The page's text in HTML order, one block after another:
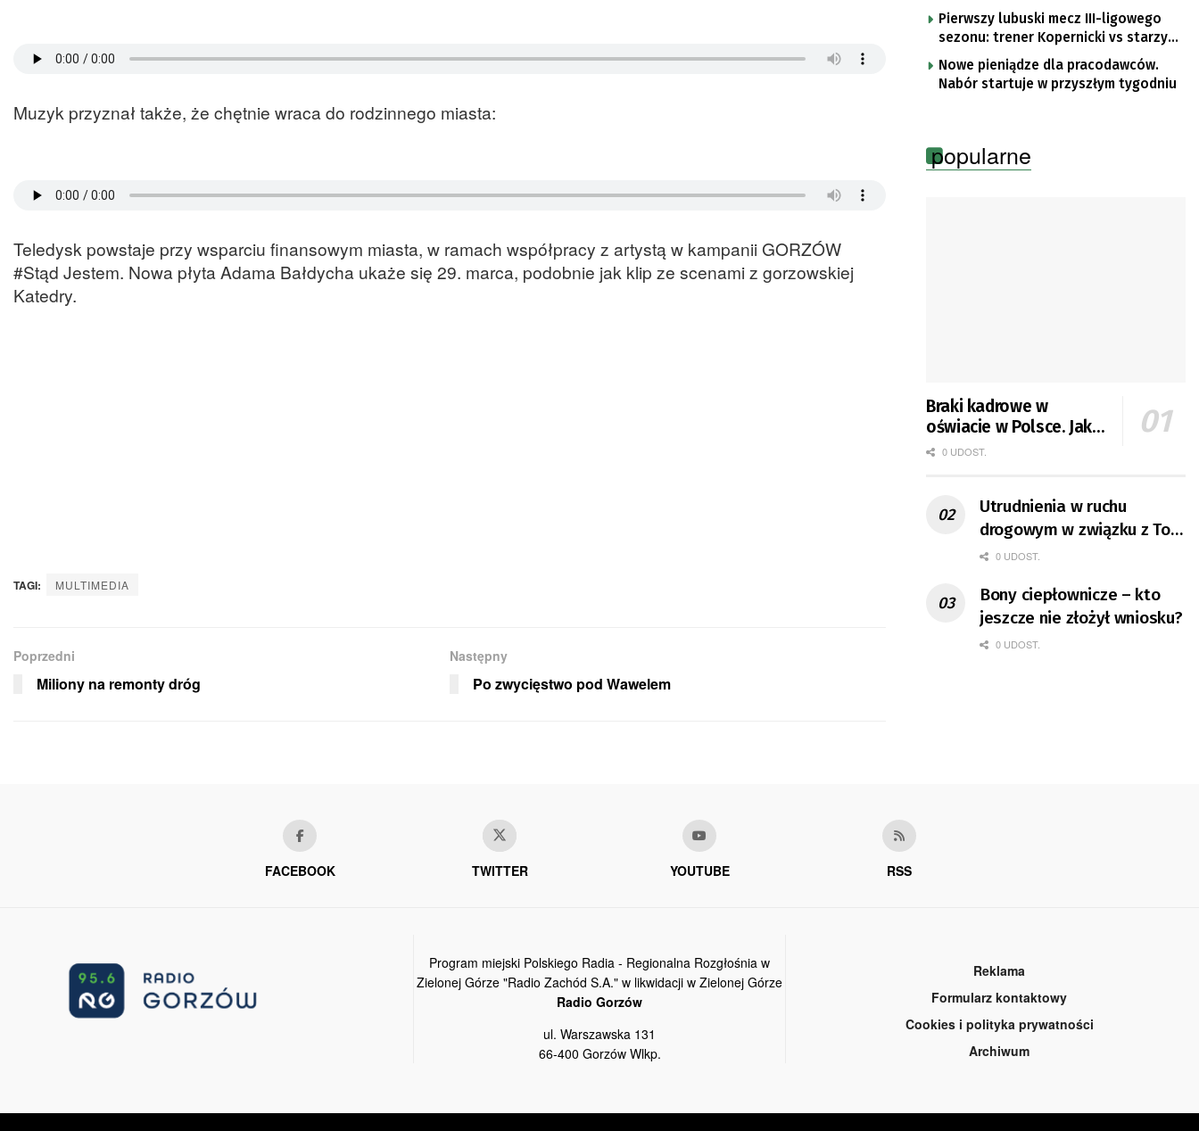
Muzyk przyznał także, że chętnie wraca do rodzinnego miasta:
Teledysk powstaje przy wsparciu finansowym miasta, w ramach współpracy z artystą w kampanii GORZÓW
#Stąd Jestem. Nowa płyta Adama Bałdycha ukaże się 29. marca, podobnie jak klip ze scenami z gorzowskiej
Katedry.
TAGI: MULTIMEDIA
Poprzedni
Miliony na remonty dróg
Następny
Po zwycięstwo pod Wawelem
Gorzowa
Pierwszy lubuski mecz III-ligowego
sezonu: trener Kopernicki vs starzy
znajomi
Nowe pieniądze dla pracodawców.
Nabór startuje w przyszłym tygodniu
popularne
Braki kadrowe w
oświacie w Polsce. Jak
jest w Gorzowie?
0 UDOST.
Utrudnienia w ruchu
drogowym w związku z Tour
de Pologne
0 UDOST.
Bony ciepłownicze – kto
jeszcze nie złożył wniosku?
0 UDOST.
FACEBOOK TWITTER YOUTUBE RSS
Program miejski Polskiego Radia - Regionalna Rozgłośnia w
Zielonej Górze "Radio Zachód S.A." w likwidacji w Zielonej Górze
Radio Gorzów
ul. Warszawska 131
66-400 Gorzów Wlkp.
Reklama
Formularz kontaktowy
Cookies i polityka prywatności
Archiwum